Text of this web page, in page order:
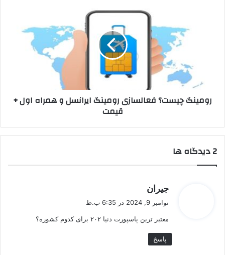
قیمت
رومینگ چیست؟ فعالسازی رومینگ ایرانسل و همراه اول +
قیمت
‫2 دیدگاه ها
جیران
:
نوامبر 9, 2024 در 6:35 ب.ظ
معتبر ترین پاسپورت دنیا ۲۰۲ برای کدوم کشوره؟
پاسخ